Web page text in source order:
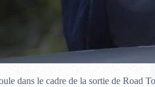
dans le cadre de la sortie de Road